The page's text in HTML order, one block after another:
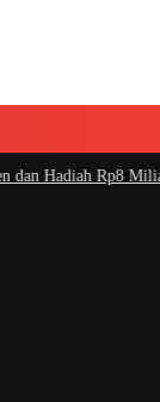
Hadiah Rp8 Miliar|